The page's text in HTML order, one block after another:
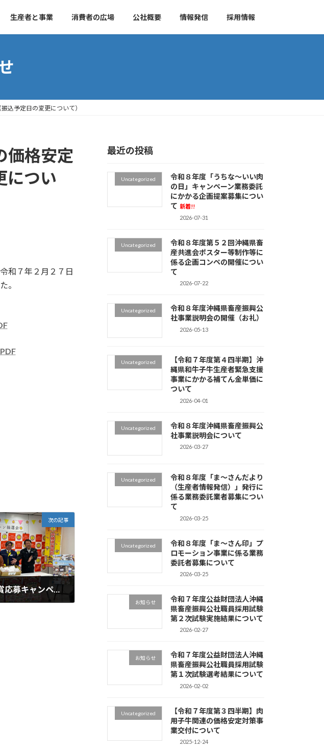
生産者と事業 消費者の広場 公社概要 情報発信 採用情報
込予定日の変更について）
価格安定
につい
和７年２月２７日
。
次の記事
「うちな～いい肉の日 懸賞応募キャンペーン」抽選会実施しました！
最近の投稿
Uncategorized
令和８年度「うちな～いい肉
の日」キャンペーン業務委託
にかかる企画提案募集につい
て 新着!!
2026-07-31
Uncategorized
令和８年度第５２回沖縄県畜
産共進会ポスター等制作等に
係る企画コンペの開催につい
て
2026-07-22
Uncategorized
令和８年度沖縄県畜産振興公
社事業説明会の開催（お礼）
2026-05-13
Uncategorized
【令和７年度第４四半期】沖
縄県和牛子牛生産者緊急支援
事業にかかる補てん金単価に
ついて
2026-04-01
Uncategorized
令和８年度沖縄県畜産振興公
社事業説明会について
2026-03-27
Uncategorized
令和８年度「ま～さんだより
（生産者情報発信）」発行に
係る業務委託業者募集につい
て
2026-03-25
Uncategorized
令和８年度「ま～さん印」プ
ロモーション事業に係る業務
委託者募集について
2026-03-25
お知らせ
令和７年度公益財団法人沖縄
県畜産振興公社職員採用試験
第２次試験実施結果について
2026-02-27
お知らせ
令和７年度公益財団法人沖縄
県畜産振興公社職員採用試験
第１次試験選考結果について
2026-02-02
Uncategorized
【令和７年度第３四半期】肉
用子牛関連の価格安定対策事
業交付について
2025-12-24